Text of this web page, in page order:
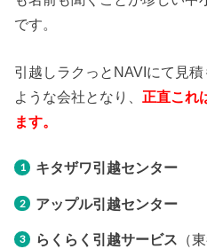
です。
引越しラクっとNAVIにて見
ような会社となり、 正直これ
ます。
キタザワ引越センター
アップル引越センター
らくらく引越サービス （